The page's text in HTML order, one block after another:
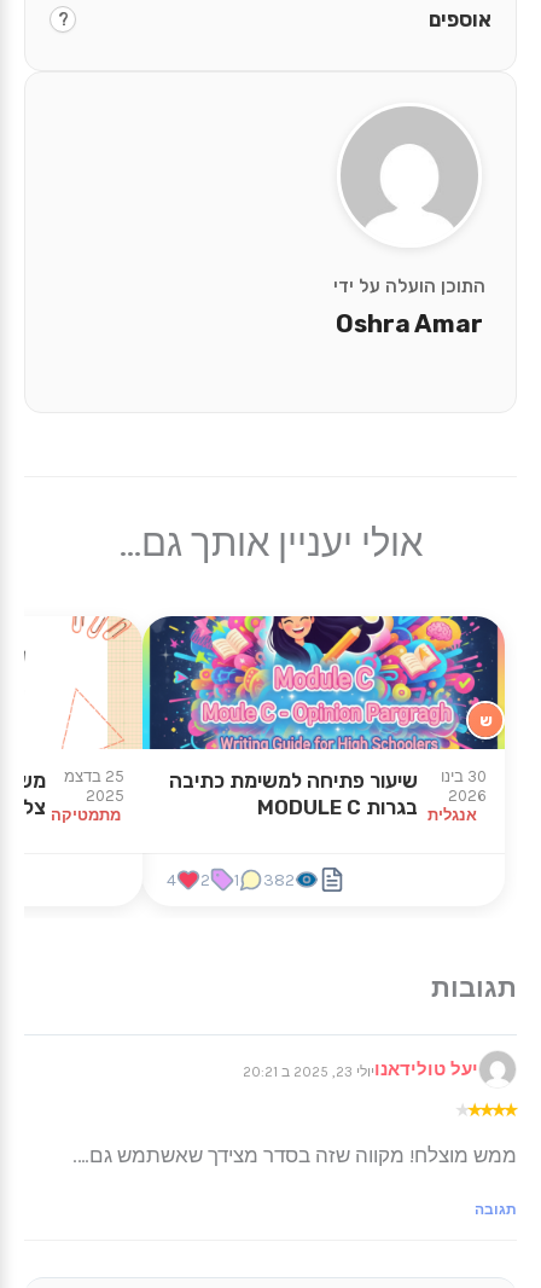
התוכן הועלה על ידי
Oshra Amar
אוספים ?
אולי יעניין אותך גם...
ש
30 בינו
2026
אנגלית
שיעור פתיחה למשימת כתיבה
בגרות MODULE C
382
1
2
4
25 בדצמ
2025
מתמטיקה
יעל טולידאנויולי 23, 2025 ב 20:21
★
★
★
★
★
ממש מוצלח! מקווה שזה בסדר מצידך שאשתמש גם….
תגובה